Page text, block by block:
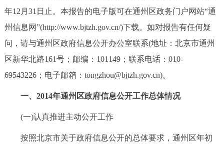
便民服务 利企服务 投资项目
中介服务 阳光政务
政民互动
12345网上接诉即办 我要咨询 我要建议
年12月31日止。本报告的电子版可在通州区政务门户网站“通
州信息网”(http://www.bjtzh.gov.cn/)下载。如对报告有任何疑
问，请与通州区政府信息公开办公室联系(地址：北京市通州
区新华北路161号；邮编：101149；联系电话：010-
69543226；电子邮箱：tongzhou@bjtzh.gov.cn)。
一、2014年通州区政府信息公开工作总体情况
(一)认真推进主动公开工作
按照北京市关于政府信息公开的总体要求，通州区年初